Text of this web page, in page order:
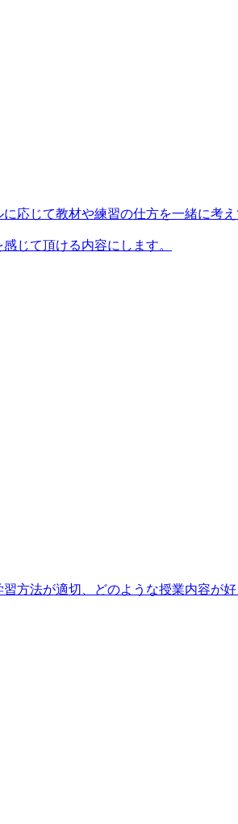
応じて教材や練習の仕方を一緒に考え
じて頂ける内容にします。
方法が適切、どのような授業内容が